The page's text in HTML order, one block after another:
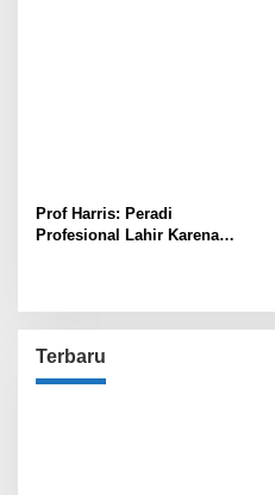
Prof Harris: Peradi
Profesional Lahir Karena
Terbaru